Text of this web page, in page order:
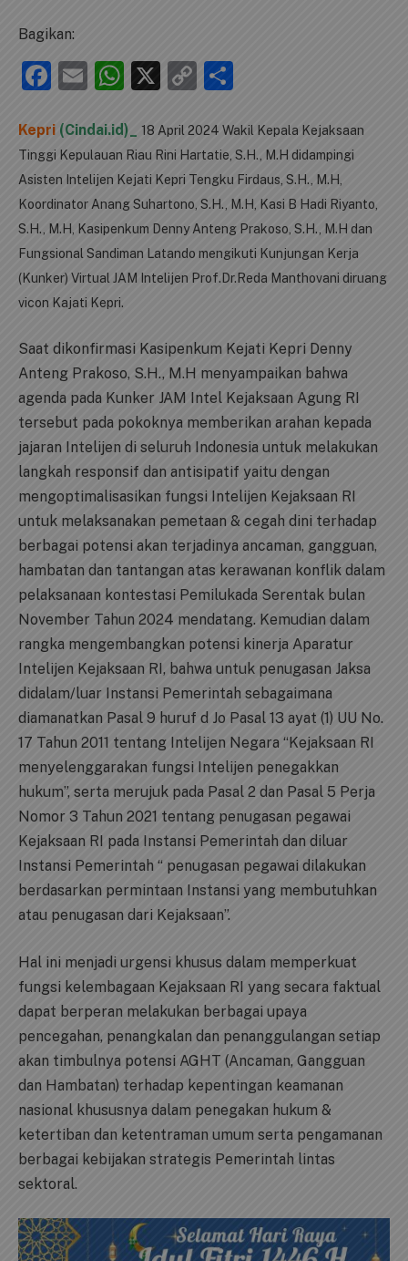
Bagikan:
Facebook
EmailWhatsApp
X
Copy
Kepri (Cindai.id)_
18 April 2024 Wakil Kepala Kejaksaan
Tinggi Kepulauan Riau Rini Hartatie, S.H., M.H didampingi
Asisten Intelijen Kejati Kepri Tengku Firdaus, S.H., M.H,
Koordinator Anang Suhartono, S.H., M.H, Kasi B Hadi Riyanto,
S.H., M.H, Kasipenkum Denny Anteng Prakoso, S.H., M.H dan
Fungsional Sandiman Latando mengikuti Kunjungan Kerja
(Kunker) Virtual JAM Intelijen Prof.Dr.Reda Manthovani diruang
vicon Kajati Kepri.
Saat dikonfirmasi Kasipenkum Kejati Kepri Denny
Anteng Prakoso, S.H., M.H menyampaikan bahwa
agenda pada Kunker JAM Intel Kejaksaan Agung RI
tersebut pada pokoknya memberikan arahan kepada
jajaran Intelijen di seluruh Indonesia untuk melakukan
langkah responsif dan antisipatif yaitu dengan
mengoptimalisasikan fungsi Intelijen Kejaksaan RI
untuk melaksanakan pemetaan & cegah dini terhadap
berbagai potensi akan terjadinya ancaman, gangguan,
hambatan dan tantangan atas kerawanan konflik dalam
pelaksanaan kontestasi Pemilukada Serentak bulan
November Tahun 2024 mendatang. Kemudian dalam
rangka mengembangkan potensi kinerja Aparatur
Intelijen Kejaksaan RI, bahwa untuk penugasan Jaksa
didalam/luar Instansi Pemerintah sebagaimana
diamanatkan Pasal 9 huruf d Jo Pasal 13 ayat (1) UU No.
17 Tahun 2011 tentang Intelijen Negara “Kejaksaan RI
menyelenggarakan fungsi Intelijen penegakkan
hukum”, serta merujuk pada Pasal 2 dan Pasal 5 Perja
Nomor 3 Tahun 2021 tentang penugasan pegawai
Kejaksaan RI pada Instansi Pemerintah dan diluar
Instansi Pemerintah “ penugasan pegawai dilakukan
berdasarkan permintaan Instansi yang membutuhkan
atau penugasan dari Kejaksaan”.
Hal ini menjadi urgensi khusus dalam memperkuat
fungsi kelembagaan Kejaksaan RI yang secara faktual
dapat berperan melakukan berbagai upaya
pencegahan, penangkalan dan penanggulangan setiap
akan timbulnya potensi AGHT (Ancaman, Gangguan
dan Hambatan) terhadap kepentingan keamanan
nasional khususnya dalam penegakan hukum &
ketertiban dan ketentraman umum serta pengamanan
berbagai kebijakan strategis Pemerintah lintas
sektoral.